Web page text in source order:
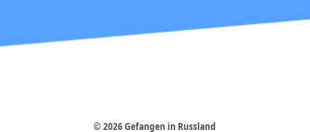
© 2026 Gefangen in Russland